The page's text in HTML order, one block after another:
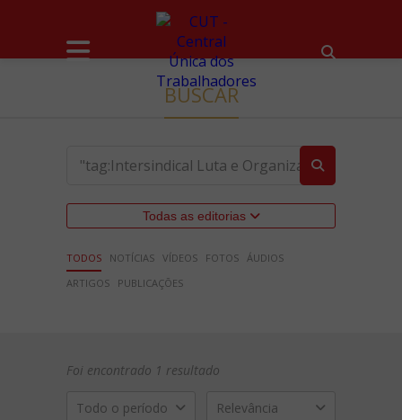
BUSCAR
Todas as editorias
TODOS NOTÍCIAS VÍDEOS FOTOS ÁUDIOS
ARTIGOS
PUBLICAÇÕES
Foi encontrado 1 resultado
Todo o período Relevância